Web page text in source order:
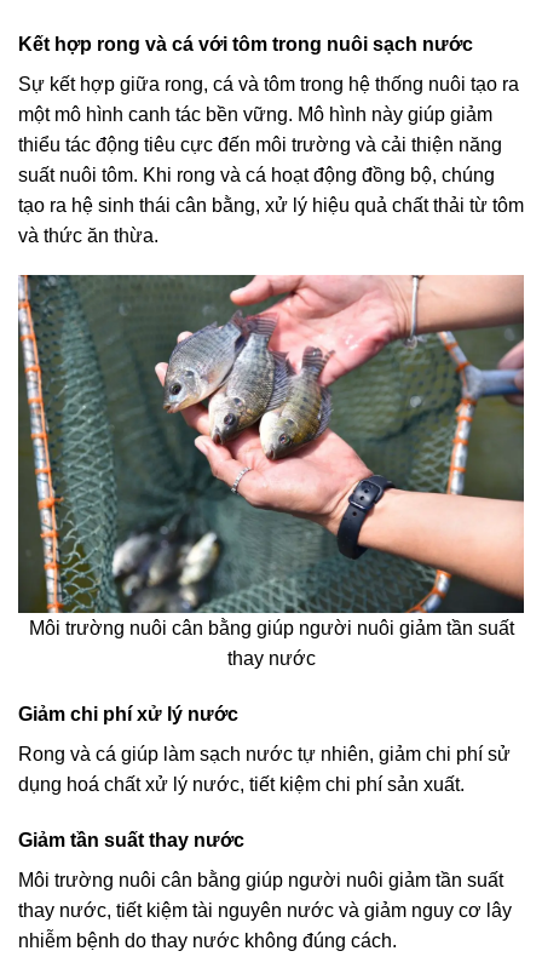
Kết hợp rong và cá với tôm trong nuôi sạch nước
Sự kết hợp giữa rong, cá và tôm trong hệ thống nuôi tạo ra
một mô hình canh tác bền vững. Mô hình này giúp giảm
thiểu tác động tiêu cực đến môi trường và cải thiện năng
suất nuôi tôm. Khi rong và cá hoạt động đồng bộ, chúng
tạo ra hệ sinh thái cân bằng, xử lý hiệu quả chất thải từ tôm
và thức ăn thừa.
Môi trường nuôi cân bằng giúp người nuôi giảm tần suất
thay nước
Giảm chi phí xử lý nước
Rong và cá giúp làm sạch nước tự nhiên, giảm chi phí sử
dụng hoá chất xử lý nước, tiết kiệm chi phí sản xuất.
Giảm tần suất thay nước
Môi trường nuôi cân bằng giúp người nuôi giảm tần suất
thay nước, tiết kiệm tài nguyên nước và giảm nguy cơ lây
nhiễm bệnh do thay nước không đúng cách.